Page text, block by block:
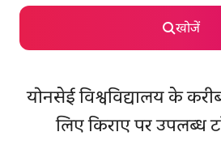
खोजें
योनसेई विश्वविद्यालय के
लिए किराए पर उपलब्ध